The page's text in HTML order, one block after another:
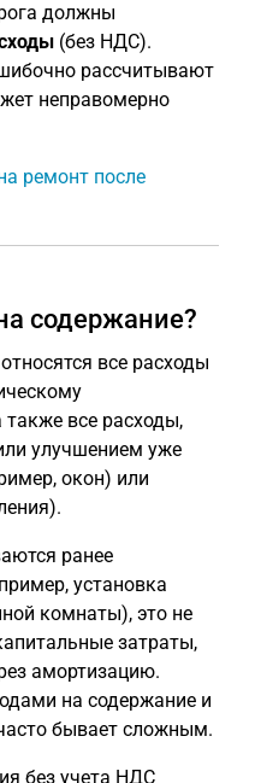
должны
(без НДС).
рассчитывают
неправомерно
ремонт после
содержание?
все расходы
все расходы,
улучшением уже
окон) или
ранее
установка
комнаты), это не
затраты,
амортизацию.
на содержание и
бывает сложным.
без учета НДС